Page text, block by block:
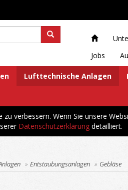
Jobs
Lufttechnische Anlagen
verbessern. Wenn Sie unsere
Datenschutzerklärung detailliert.
Entstaubungsanlagen Gebläse